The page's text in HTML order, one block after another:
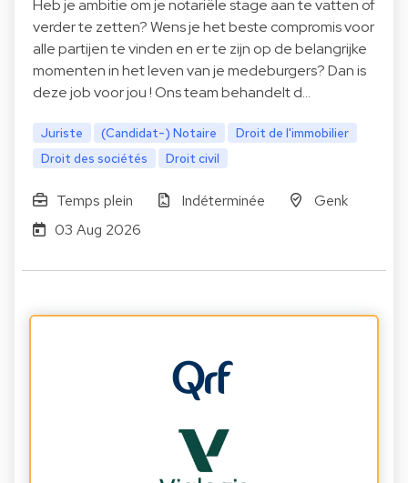
Heb je ambitie om je notariële stage aan te vatten of
verder te zetten? Wens je het beste compromis voor
alle partijen te vinden en er te zijn op de belangrijke
momenten in het leven van je medeburgers? Dan is
deze job voor jou ! Ons team behandelt d…
Juriste (Candidat-) Notaire
Droit de l'immobilier
Droit des sociétés
Droit civil
Temps plein Indéterminée
Genk
03 Aug 2026